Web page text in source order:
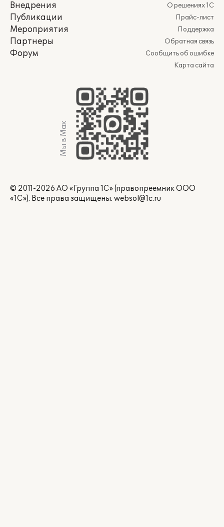
Внедрения
Публикации
Мероприятия
Партнеры
Форум
О решениях 1С
Прайс-лист
Поддержка
Обратная связь
Сообщить об ошибке
Карта сайта
Мы в Max
© 2011-2026 АО «Группа 1С» (правопреемник ООО
«1С»). Все права защищены. websol@1c.ru